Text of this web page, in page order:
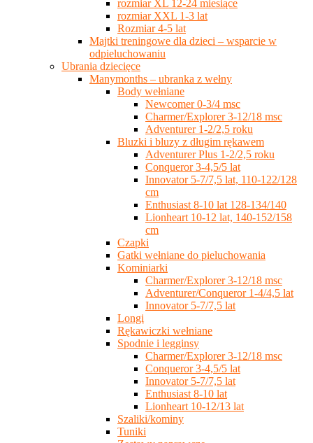
rozmiar XL 12-24 miesiące
rozmiar XXL 1-3 lat
Rozmiar 4-5 lat
Majtki treningowe dla dzieci – wsparcie w
odpieluchowaniu
Ubrania dziecięce
Manymonths – ubranka z wełny
Body wełniane
Newcomer 0-3/4 msc
Charmer/Explorer 3-12/18 msc
Adventurer 1-2/2,5 roku
Bluzki i bluzy z długim rękawem
Adventurer Plus 1-2/2,5 roku
Conqueror 3-4,5/5 lat
Innovator 5-7/7,5 lat, 110-122/128
cm
Enthusiast 8-10 lat 128-134/140
Lionheart 10-12 lat, 140-152/158
cm
Czapki
Gatki wełniane do pieluchowania
Kominiarki
Charmer/Explorer 3-12/18 msc
Adventurer/Conqueror 1-4/4,5 lat
Innovator 5-7/7,5 lat
Longi
Rękawiczki wełniane
Spodnie i legginsy
Charmer/Explorer 3-12/18 msc
Conqueror 3-4,5/5 lat
Innovator 5-7/7,5 lat
Enthusiast 8-10 lat
Lionheart 10-12/13 lat
Szaliki/kominy
Tuniki